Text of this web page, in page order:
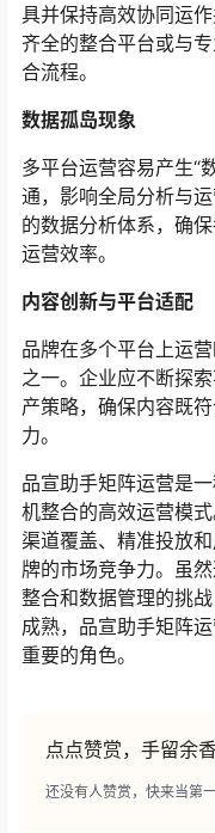
具并保持高效协同运
齐全的整合平台或与
合流程。
数据孤岛现象
多平台运营容易产生“
通，影响全局分析与
的数据分析体系，确
运营效率。
内容创新与平台适配
品牌在多个平台上运
之一。企业应不断探
产策略，确保内容既
力。
品宣助手矩阵运营是
机整合的高效运营模
渠道覆盖、精准投放
牌的市场竞争力。虽
整合和数据管理的挑
成熟，品宣助手矩阵
重要的角色。
点点赞赏，手留余
还没有人赞赏，快来当第